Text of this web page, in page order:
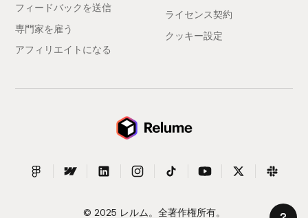
フィードバックを送信
専門家を雇う
アフィリエイトになる
ライセンス契約
クッキー設定
© 2025 レルム。全著作権所有。